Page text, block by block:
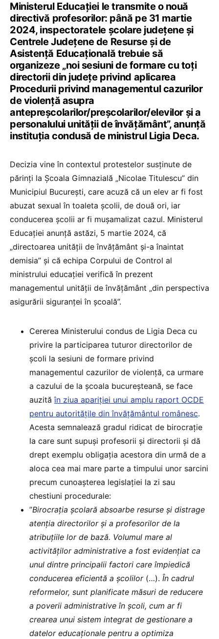
Ministerul Educației le transmite o nouă
directivă profesorilor: până pe 31 martie
2024, inspectoratele școlare județene și
Centrele Județene de Resurse și de
Asistență Educațională trebuie să
organizeze „noi sesiuni de formare cu toți
directorii din județe privind aplicarea
Procedurii privind managementul cazurilor
de violență asupra
antepreșcolarilor/preșcolarilor/elevilor și a
personalului unității de învățământ”, anunță
instituția condusă de ministrul Ligia Deca.
Decizia vine în contextul protestelor susținute de
părinți la Școala Gimnazială „Nicolae Titulescu” din
Municipiul București, care acuză că un elev ar fi fost
abuzat sexual în toaleta școlii, de două ori, iar
conducerea școlii ar fi mușamalizat cazul. Ministerul
Educației anunță astăzi, 5 martie 2024, că
„directoarea unității de învățământ și-a înaintat
demisia” și că echipa Corpului de Control al
ministrului educației verifică în prezent
managementul unității de învățământ „din perspectiva
asigurării siguranței în școală”.
Cererea Ministerului condus de Ligia Deca cu
privire la participarea tuturor directorilor de
școli la sesiuni de formare privind
managementul cazurilor de violență, ca urmare
a cazului de la școala bucureșteană, se face
auzităîn ziua apariției unui amplu raport OCDE
pentru autoritățile din învățământul românesc.
Acesta semnalează gradul ridicat de birocrație
la care sunt supuși profesorii și directorii și dă
drept exemplu obligația acestora din urmă de a
aloca cea mai mare parte a timpului unor sarcini
precum cunoașterea legislației la zi sau
chestiuni procedurale:
”Birocrația școlară absoarbe resurse și distrage
atenția directorilor și a profesorilor de la
atribuțiile lor de bază. Volumul mare al
activităților administrative a fost evidențiat ca
unul dintre principalii factori care împiedică
conducerea eficientă a școlilor(…). În cadrul
reformelor, sunt planificate măsuri de reducere
a poverii administrative în școli, cum ar fi
crearea unui sistem integrat de gestionare a
datelor educaționale pentru a optimiza